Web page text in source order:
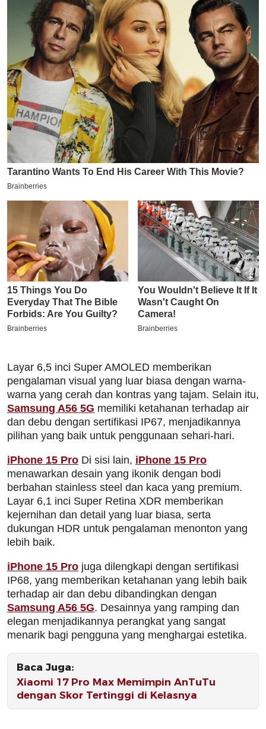
Layar 6,5 inci Super AMOLED memberikan
pengalaman visual yang luar biasa dengan warna-
warna yang cerah dan kontras yang tajam. Selain itu,
Samsung A56 5G memiliki ketahanan terhadap air
dan debu dengan sertifikasi IP67, menjadikannya
pilihan yang baik untuk penggunaan sehari-hari.
iPhone 15 Pro Di sisi lain, iPhone 15 Pro
menawarkan desain yang ikonik dengan bodi
berbahan stainless steel dan kaca yang premium.
Layar 6,1 inci Super Retina XDR memberikan
kejernihan dan detail yang luar biasa, serta
dukungan HDR untuk pengalaman menonton yang
lebih baik.
iPhone 15 Pro juga dilengkapi dengan sertifikasi
IP68, yang memberikan ketahanan yang lebih baik
terhadap air dan debu dibandingkan dengan
Samsung A56 5G. Desainnya yang ramping dan
elegan menjadikannya perangkat yang sangat
menarik bagi pengguna yang menghargai estetika.
Baca Juga:
Xiaomi 17 Pro Max Memimpin AnTuTu
dengan Skor Tertinggi di Kelasnya